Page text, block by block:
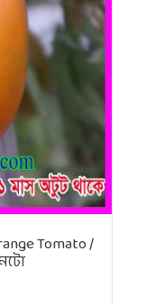
Tomato /